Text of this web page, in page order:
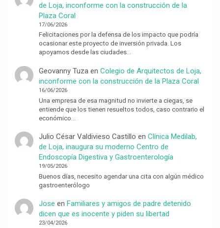
de Loja, inconforme con la construcción de la
Plaza Coral
17/06/2026
Felicitaciones por la defensa de los impacto que podría
ocasionar este proyecto de inversión privada. Los
apoyamos desde las ciudades…
Geovanny Tuzaen Colegio de Arquitectos de Loja,
inconforme con la construcción de la Plaza Coral
16/06/2026
Una empresa de esa magnitud no invierte a ciegas, se
entiende que los tienen resueltos todos, caso contrario el
económico…
Julio César Valdivieso Castillo en Clínica Medilab,
de Loja, inaugura su moderno Centro de
Endoscopía Digestiva y Gastroenterología
19/05/2026
Buenos días, necesito agendar una cita con algún médico
gastroenterólogo
Jose en Familiares y amigos de padre detenido
dicen que es inocente y piden su libertad
23/04/2026